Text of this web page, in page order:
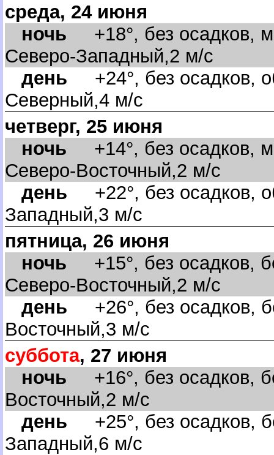
среда, 24 июня
ночь +18°, без осадков,
Северо-Западный,2 м/с
день +24°, без осадков,
Северный,4 м/с
четверг, 25 июня
ночь +14°, без осадков,
Северо-Восточный,2 м/с
день +22°, без осадков,
Западный,3 м/с
пятница, 26 июня
ночь +15°, без осадков,
Северо-Восточный,2 м/с
день +26°, без осадков,
осточный,3 м/с
суббота, 27 июня
ночь +16°, без осадков,
осточный,2 м/с
день +25°, без осадков,
Западный,6 м/с